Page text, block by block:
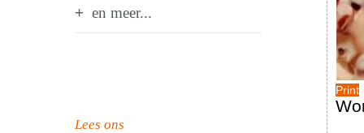
Print
en meer...
Lees ons